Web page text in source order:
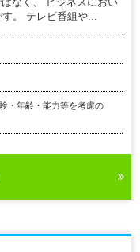
。 テレビ番組や...
・年齢・能力等を考慮の